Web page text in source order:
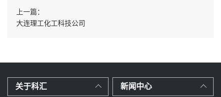
上一篇：
大连理工化工科技公司
关于科汇 新闻中心